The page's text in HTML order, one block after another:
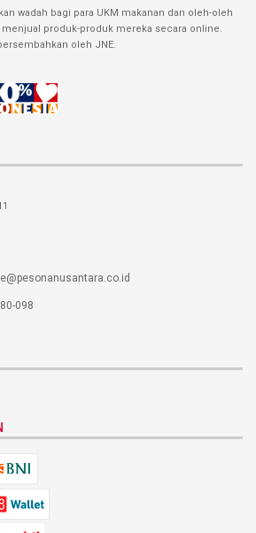
wadah bagi para UKM makanan dan oleh-oleh
produk-produk mereka secara online.
oleh JNE.
098